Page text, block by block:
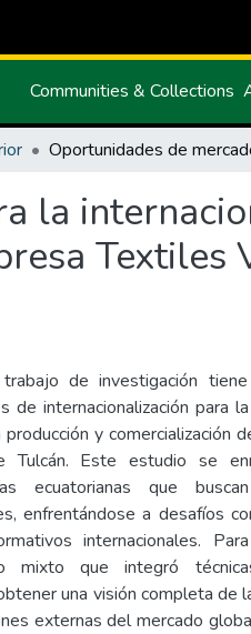
Communities & Collections
la
Textiles
de investigación
de internacionalización para
y comercialización
Tulcán. Este estudio se
ecuatorianas que
enfrentándose a desafíos
internacionales.
mixto que integró
una visión completa de
externas del mercado